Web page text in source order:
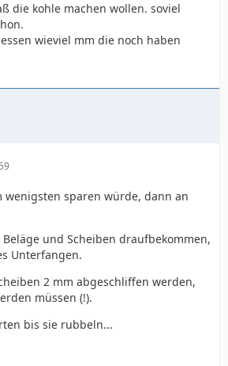
die kohle machen wollen. soviel
wieviel mm die noch haben
wenigsten sparen würde, dann an
und Scheiben draufbekommen,
Unterfangen.
2 mm abgeschliffen werden,
müssen (!).
bis sie rubbeln...